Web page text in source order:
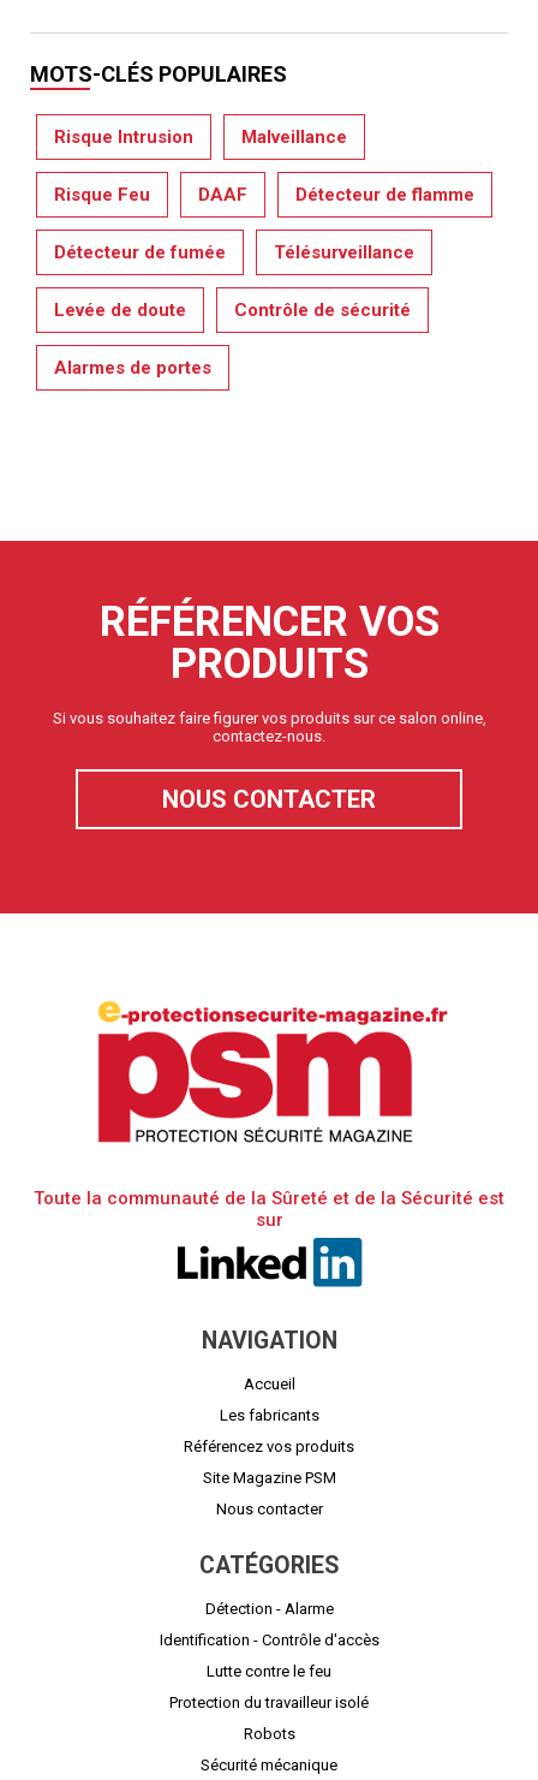
MOTS-CLÉS POPULAIRES
Risque Intrusion Malveillance
Risque Feu DAAF Détecteur de flamme
Détecteur de fumée Télésurveillance
Levée de doute Contrôle de sécurité
Alarmes de portes
RÉFÉRENCER VOS
PRODUITS
Si vous souhaitez faire figurer vos produits sur ce salon online,
contactez-nous.
NOUS CONTACTER
Toute la communauté de la Sûreté et de la Sécurité est
sur
NAVIGATION
Accueil
Les fabricants
Référencez vos produits
Site Magazine PSM
Nous contacter
CATÉGORIES
Détection - Alarme
Identification - Contrôle d'accès
Lutte contre le feu
Protection du travailleur isolé
Robots
Sécurité mécanique